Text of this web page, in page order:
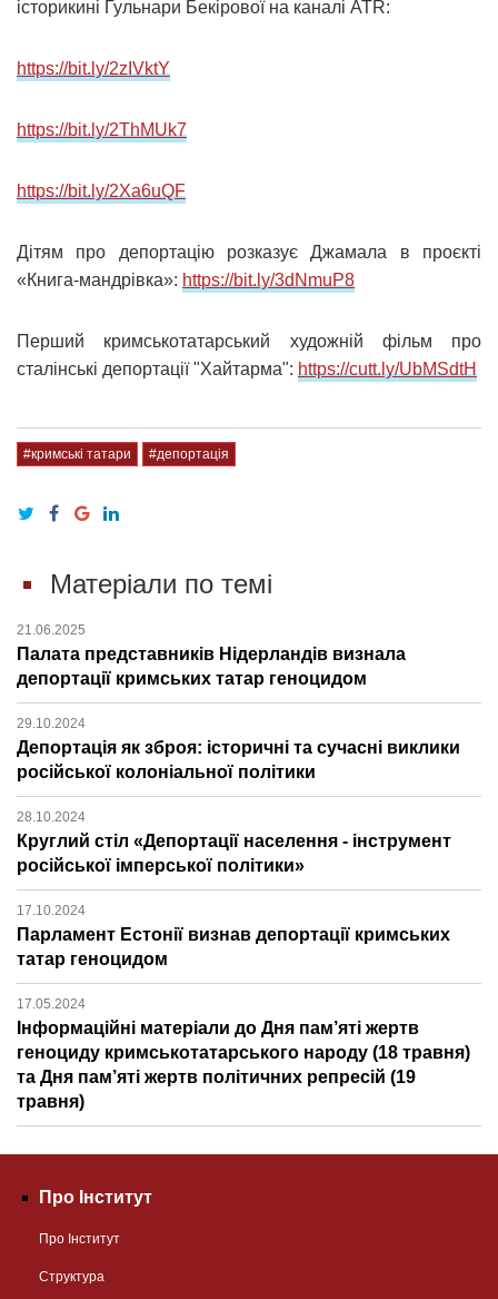
історикині Гульнари Бекірової на каналі ATR:
https://bit.ly/2zIVktY
https://bit.ly/2ThMUk7
https://bit.ly/2Xa6uQF
Дітям про депортацію розказує Джамала в проєкті
«Книга-мандрівка»: https://bit.ly/3dNmuP8
Перший кримськотатарський художній фільм про
сталінські депортації "Хайтарма": https://cutt.ly/UbMSdtH
#кримські татари #депортація
Матеріали по темі
21.06.2025
Палата представників Нідерландів визнала
депортації кримських татар геноцидом
29.10.2024
Депортація як зброя: історичні та сучасні виклики
російської колоніальної політики
28.10.2024
Круглий стіл «Депортації населення - інструмент
російської імперської політики»
17.10.2024
Парламент Естонії визнав депортації кримських
татар геноцидом
17.05.2024
Інформаційні матеріали до Дня пам’яті жертв
геноциду кримськотатарського народу (18 травня)
та Дня пам’яті жертв політичних репресій (19
травня)
Про Інститут
Про Інститут
Структура